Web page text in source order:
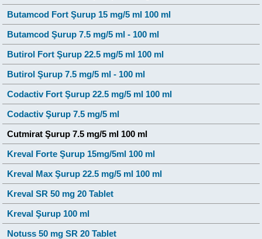
Butamcod Fort Şurup 15 mg/5 ml 100 ml
Butamcod Şurup 7.5 mg/5 ml - 100 ml
Butirol Fort Şurup 22.5 mg/5 ml 100 ml
Butirol Şurup 7.5 mg/5 ml - 100 ml
Codactiv Fort Şurup 22.5 mg/5 ml 100 ml
Codactiv Şurup 7.5 mg/5 ml
Cutmirat Şurup 7.5 mg/5 ml 100 ml
Kreval Forte Şurup 15mg/5ml 100 ml
Kreval Max Şurup 22.5 mg/5 ml 100 ml
Kreval SR 50 mg 20 Tablet
Kreval Şurup 100 ml
Notuss 50 mg SR 20 Tablet